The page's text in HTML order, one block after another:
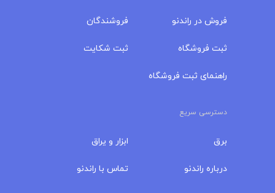
فروش در راندنو
ثبت فروشگاه
راهنمای ثبت فروشگاه
فروشندگان
ثبت شکایت
دسترسی سریع
برق
درباره‌ راندنو
ابزار و یراق
تماس با راندنو